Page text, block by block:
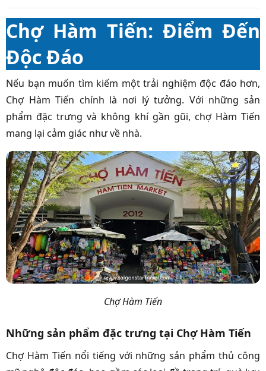
Chợ Hàm Tiến: Điểm Đến
Độc Đáo
Nếu bạn muốn tìm kiếm một trải nghiệm độc đáo hơn,
Chợ Hàm Tiến chính là nơi lý tưởng. Với những sản
phẩm đặc trưng và không khí gần gũi, chợ Hàm Tiến
mang lại cảm giác như về nhà.
Chợ Hàm Tiến
Những sản phẩm đặc trưng tại Chợ Hàm Tiến
Chợ Hàm Tiến nổi tiếng với những sản phẩm thủ công